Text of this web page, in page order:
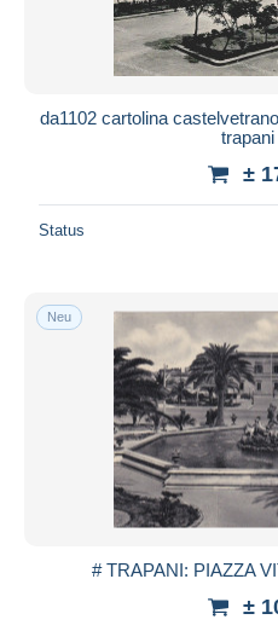
da1102 cartolina
trapani
±
Status
Neu
# TRAPANI: PIAZZA
±